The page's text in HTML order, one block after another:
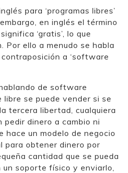
para ‘programas libres’
embargo, en inglés el término
‘gratis’, lo que
Por ello a menudo se habla
a ‘software
de software
se puede vender si se
tercera libertad, cualquiera
pedir dinero a cambio ni
hace un modelo de negocio
para obtener dinero por
cantidad que se pueda
soporte físico y enviarlo,